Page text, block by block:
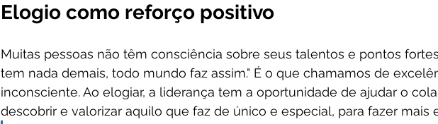
Elogio como reforço positivo
Muitas pessoas não têm consciência sobre seus talentos e pontos
tem nada demais, todo mundo faz assim." É o que chamamos de
inconsciente. Ao elogiar, a liderança tem a oportunidade de ajudar o
descobrir e valorizar aquilo que faz de único e especial, para fazer mais